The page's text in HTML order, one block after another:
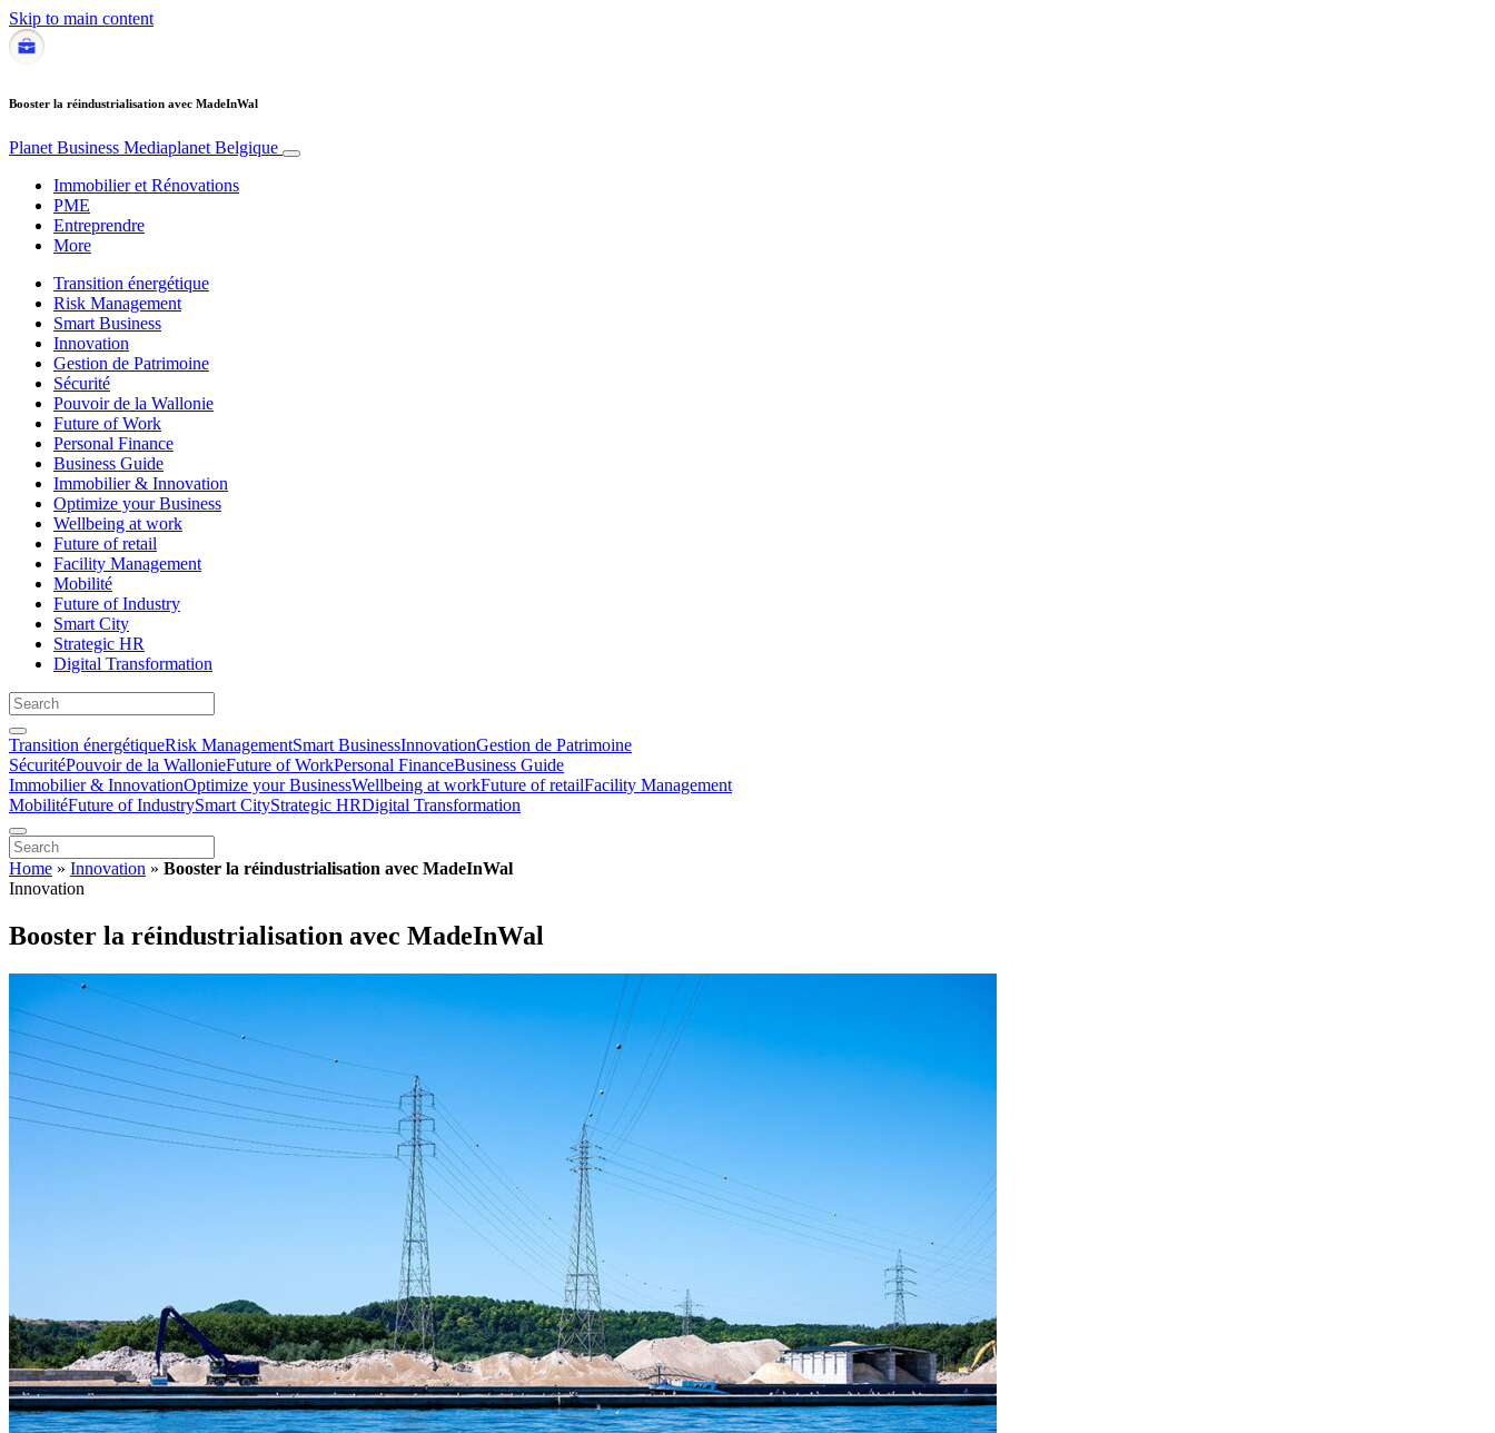
Skip to main content
Booster la réindustrialisation avec MadeInWal
Planet Business Mediaplanet Belgique
Immobilier et Rénovations
PME
Entreprendre
More
Transition énergétique
Risk Management
Smart Business
Innovation
Gestion de Patrimoine
Sécurité
Pouvoir de la Wallonie
Future of Work
Personal Finance
Business Guide
Immobilier & Innovation
Optimize your Business
Wellbeing at work
Future of retail
Facility Management
Mobilité
Future of Industry
Smart City
Strategic HR
Digital Transformation
Transition énergétiqueRisk ManagementSmart BusinessInnovationGestion de Patrimoine
SécuritéPouvoir de la WallonieFuture of WorkPersonal FinanceBusiness Guide
Immobilier & InnovationOptimize your BusinessWellbeing at workFuture of retailFacility Management
MobilitéFuture of IndustrySmart CityStrategic HRDigital Transformation
Home » Innovation » Booster la réindustrialisation avec MadeInWal
Innovation
Booster la réindustrialisation avec MadeInWal